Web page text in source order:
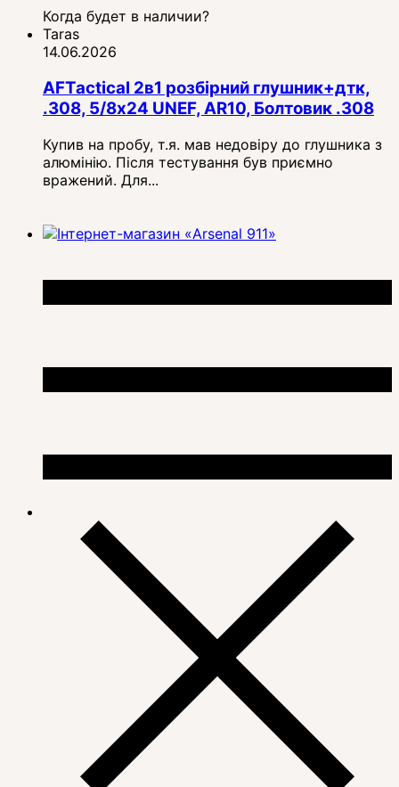
Когда будет в наличии?
Taras
14.06.2026
AFTactical 2в1 розбірний глушник+дтк,
.308, 5/8x24 UNEF, AR10, Болтовик .308
Купив на пробу, т.я. мав недовіру до глушника з
алюмінію. Після тестування був приємно
вражений. Для...